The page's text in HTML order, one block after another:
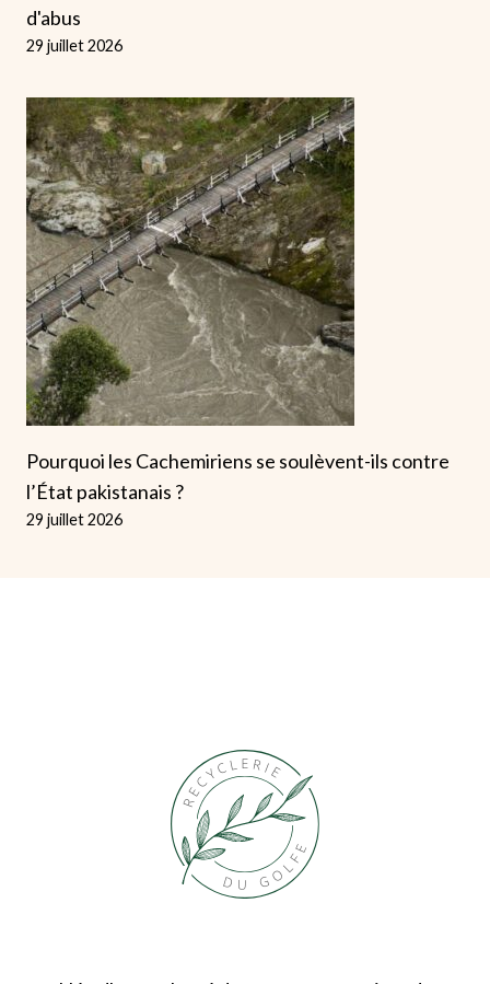
d'abus
29 juillet 2026
Pourquoi les Cachemiriens se soulèvent-ils contre
l’État pakistanais ?
29 juillet 2026